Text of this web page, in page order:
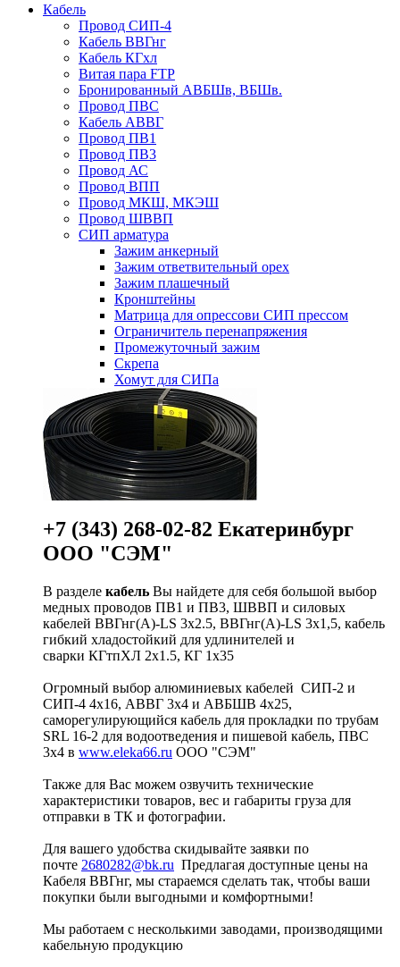
Кабель
Провод СИП-4
Кабель ВВГнг
Кабель КГхл
Витая пара FTP
Бронированный АВБШв, ВБШв.
Провод ПВС
Кабель АВВГ
Провод ПВ1
Провод ПВ3
Провод АС
Провод ВПП
Провод МКШ, МКЭШ
Провод ШВВП
СИП арматура
Зажим анкерный
Зажим ответвительный орех
Зажим плашечный
Кронштейны
Матрица для опрессови СИП прессом
Ограничитель перенапряжения
Промежуточный зажим
Скрепа
Хомут для СИПа
+7 (343) 268-02-82 Екатеринбург
ООО "СЭМ"
В разделе кабель Вы найдете для себя большой выбор
медных проводов ПВ1 и ПВ3, ШВВП и силовых
кабелей ВВГнг(A)-LS 3х2.5, ВВГнг(A)-LS 3х1,5, кабель
гибкий хладостойкий для удлинителей и
сварки КГтпХЛ 2х1.5, КГ 1х35
Огромный выбор алюминиевых кабелей СИП-2 и
СИП-4 4х16, АВВГ 3х4 и АВБШВ 4х25,
саморегулирующийся кабель для прокладки по трубам
SRL 16-2 для водоотведения и пишевой кабель, ПВС
3х4 в www.eleka66.ru ООО "СЭМ"
Также для Вас можем озвучить технические
характеристики товаров, вес и габариты груза для
отправки в ТК и фотографии.
Для вашего удобства скидывайте заявки по
почте 2680282@bk.ru Предлагая доступные цены на
Кабеля ВВГнг, мы стараемся сделать так, чтобы ваши
покупки были выгодными и комфортными!
Мы работаем с несколькими заводами, производящими
кабельную продукцию